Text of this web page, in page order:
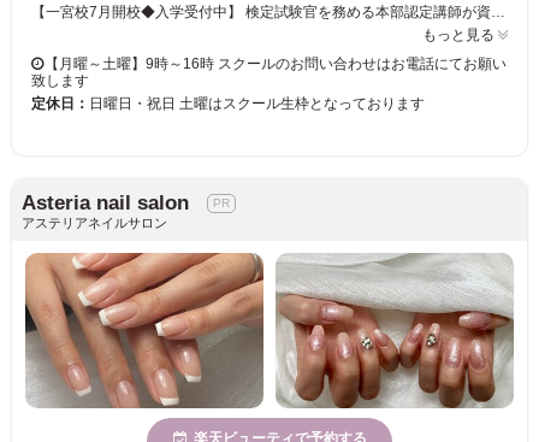
【一宮校7月開校◆入学受付中】 検定試験官を務める本部認定講師が資格取得だけでなく、卒業後即戦力となるサロンワーク技術までレッスン ◎検定合格補償制度有り◎ ※お気軽にお問い合わせください※ 【講師紹介】 代表 竹内綾 ◆日本ネイリスト協会本部認定講師 ◆ネイリスト技能検定試験 試験官経験者 ◆ネイルサロン衛生管理士・衛生管理指導員 ◆JNAフットケア理論検定試験指導員 ◆JNA化学物質管理講習会指導員 ◆ネイリスト技能検定全級取得 ◆ジェルネイル技能検定全級取得
もっと見る
【月曜～土曜】9時～16時 スクールのお問い合わせはお電話にてお願い
致します
定休日： 日曜日・祝日 土曜はスクール生枠となっております
Asteria nail salon
アステリアネイルサロン
楽天ビューティで予約する